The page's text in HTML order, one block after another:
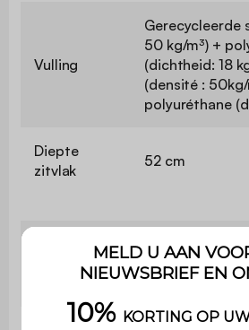
Vulling
Gerecycleerde
50 kg/m³) +
(dichtheid: 18
(densité :
polyuréthane
Diepte
zitvlak
52 cm
Maximaal
ondersteund
gewicht
110 kg